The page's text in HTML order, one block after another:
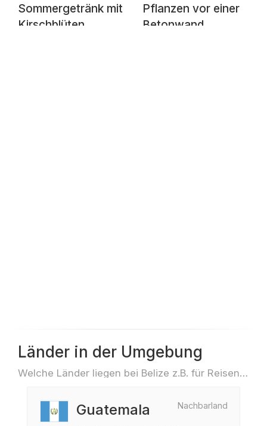
Sommergetränk mit
Kirschblüten
Pflanzen vor einer
Betonwand
Länder in der Umgebung
Welche Länder liegen bei Belize z.B. für Reisen oder Flüge
Nachbarland
Guatemala